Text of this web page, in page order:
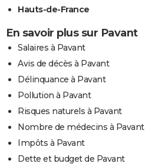
Hauts-de-France
En savoir plus sur Pavant
Salaires à Pavant
Avis de décès à Pavant
Délinquance à Pavant
Pollution à Pavant
Risques naturels à Pavant
Nombre de médecins à Pavant
Impôts à Pavant
Dette et budget de Pavant